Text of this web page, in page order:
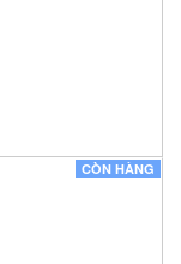
CÒN HÀNG